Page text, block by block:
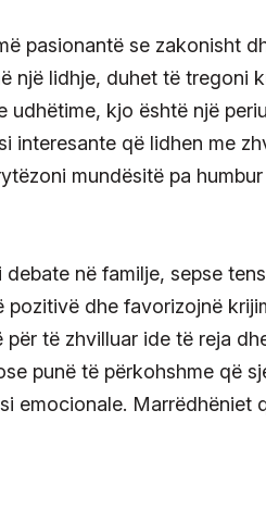
pasionantë se zakonisht
një lidhje, duhet të tregoni
udhëtime, kjo është një
interesante që lidhen me
mundësitë pa
në familje, sepse
pozitivë dhe favorizojnë
për të zhvilluar ide të reja
punë të përkohshme që
emocionale.